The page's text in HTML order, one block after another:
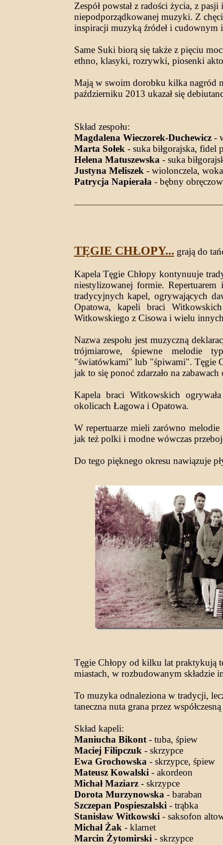
Zespół powstał z radości życia, z
niepodporządkowanej muzyki. Z
inspiracji muzyką źródeł i cudownym
Same Suki biorą się także z pięciu
ethno, klasyki, rozrywki, piosenki
Mają w swoim dorobku kilka nagród
październiku 2013 ukazał się
Skład zespołu:
Magdalena Wieczorek-Duchewicz-
Marta Sołek - suka biłgorajska, fidel
Helena Matuszewska - suka
Justyna Meliszek - wiolonczela,
Patrycja Napierała - bębny
TĘGIE CHŁOPY... grają do
Kapela Tęgie Chłopy kontynuuje
niestylizowanej formie.
tradycyjnych kapel, ogrywających
Opatowa, kapeli braci
Witkowskiego z Cisowa i wielu
Nazwa zespołu jest muzyczną
trójmiarowe, śpiewne melodie
"światówkami" lub "śpiwami". Tęgie
jak to się ponoć zdarzało na
Kapela braci Witkowskich
okolicach Łagowa i Opatowa.
W repertuarze mieli zarówno
jak też polki i modne wówczas
Do tego pięknego okresu nawiązuje
Tęgie Chłopy od kilku lat praktykują
miastach, w rozbudowanym składzie
To muzyka odnaleziona w tradycji,
taneczna nuta grana przez
Skład kapeli:
Maniucha Bikont- tuba, śpiew
Maciej Filipczuk - skrzypce
Ewa Grochowska - skrzypce, śpiew
Mateusz Kowalski - akordeon
Michał Maziarz- skrzypce
Dorota Murzynowska - baraban
Szczepan Pospieszalski - trąbka
Stanisław Witkowski - saksofon
Michał Żak - klarnet
Marcin Żytomirski - skrzypce